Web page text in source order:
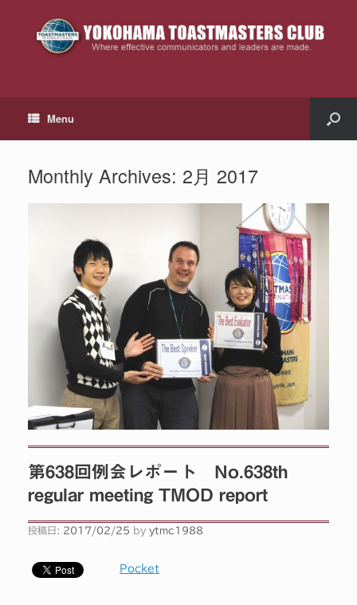
Menu
Monthly Archives: 2月 2017
第638回例会レポート No.638th
regular meeting TMOD report
投稿日: 2017/02/25 by ytmc1988
Pocket